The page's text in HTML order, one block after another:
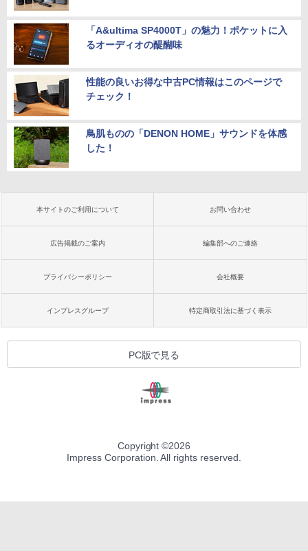
「A&ultima SP4000T」の魅力！ポケットに入
るオーディオの醍醐味
性能の良いお得な中古PC情報はこのページで
チェック！
鳥肌ものの「DENON HOME」サウンドを体感
した！
本サイトのご利用について お問い合わせ
広告掲載のご案内 編集部へのご連絡
プライバシーポリシー 会社概要
インプレスグループ 特定商取引法に基づく表示
PC版で見る
Copyright ©2026
Impress Corporation. All rights reserved.